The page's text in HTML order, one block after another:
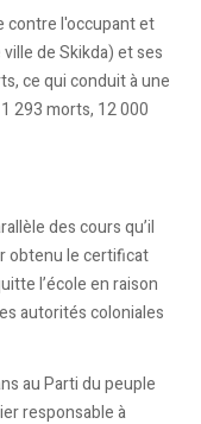
contre l'occupant et
de Skikda) et ses
ce qui conduit à une
1 293morts, 12 000
des cours qu’il
obtenu lecertificat
l’école en raison
autorités coloniales
au Parti du peuple
responsable à